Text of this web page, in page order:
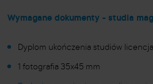
Wymagane dokumenty - studia
Dyplom ukończenia studiów
1 fotografia 35x45 mm